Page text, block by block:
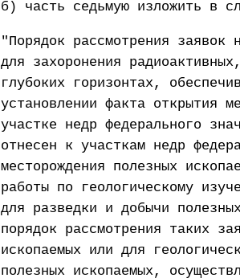
б) часть седьмую изложить в
"Порядок рассмотрения заявок
для захоронения
глубоких горизонтах,
установлении факта открытия
участке недр федерального
отнесен к участкам недр
месторождения полезных
работы по геологическому
для разведки и добычи
порядок рассмотрения таких
ископаемых или для
полезных ископаемых,